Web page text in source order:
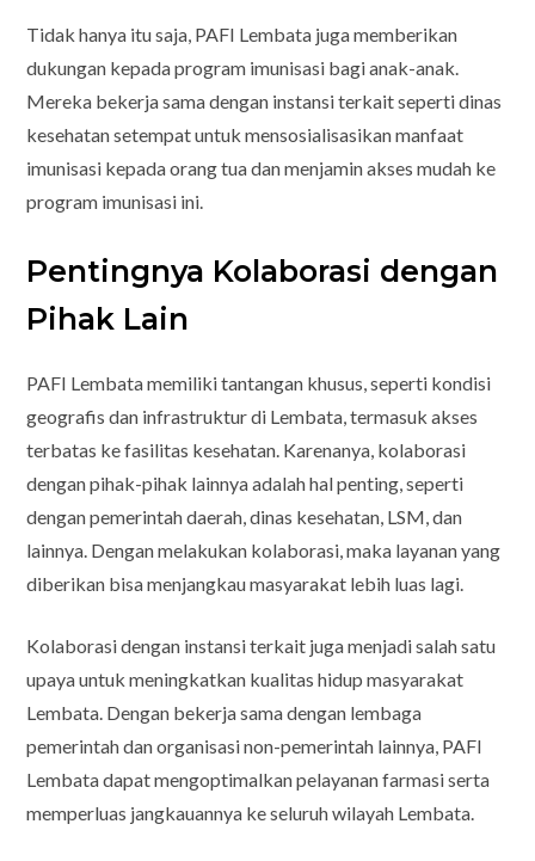
Tidak hanya itu saja, PAFI Lembata juga memberikan
dukungan kepada program imunisasi bagi anak-anak.
Mereka bekerja sama dengan instansi terkait seperti dinas
kesehatan setempat untuk mensosialisasikan manfaat
imunisasi kepada orang tua dan menjamin akses mudah ke
program imunisasi ini.
Pentingnya Kolaborasi dengan
Pihak Lain
PAFI Lembata memiliki tantangan khusus, seperti kondisi
geografis dan infrastruktur di Lembata, termasuk akses
terbatas ke fasilitas kesehatan. Karenanya, kolaborasi
dengan pihak-pihak lainnya adalah hal penting, seperti
dengan pemerintah daerah, dinas kesehatan, LSM, dan
lainnya. Dengan melakukan kolaborasi, maka layanan yang
diberikan bisa menjangkau masyarakat lebih luas lagi.
Kolaborasi dengan instansi terkait juga menjadi salah satu
upaya untuk meningkatkan kualitas hidup masyarakat
Lembata. Dengan bekerja sama dengan lembaga
pemerintah dan organisasi non-pemerintah lainnya, PAFI
Lembata dapat mengoptimalkan pelayanan farmasi serta
memperluas jangkauannya ke seluruh wilayah Lembata.